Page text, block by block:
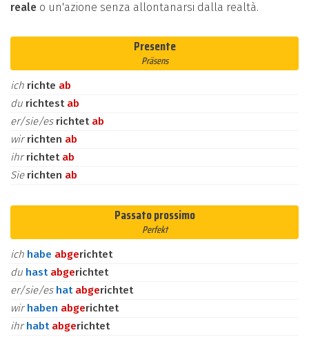
reale o un'azione senza allontanarsi dalla realtà.
Presente
Präsens
ich richte ab
du richtest ab
er/sie/es richtet ab
wirrichten ab
ihrrichtet ab
Sie richten ab
Passato prossimo
Perfekt
ich habe abgerichtet
du hast abgerichtet
er/sie/es hat abgerichtet
wirhaben abgerichtet
ihrhabt abgerichtet